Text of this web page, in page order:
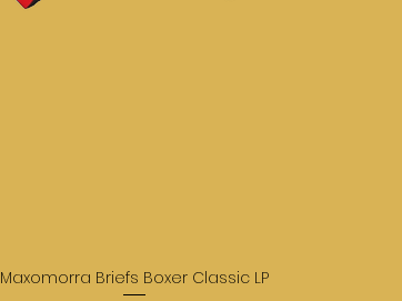
Maxomorra Briefs Boxer Classic LP